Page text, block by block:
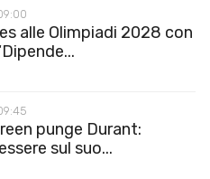
alle Olimpiadi 2028 con
punge Durant:
sul suo...